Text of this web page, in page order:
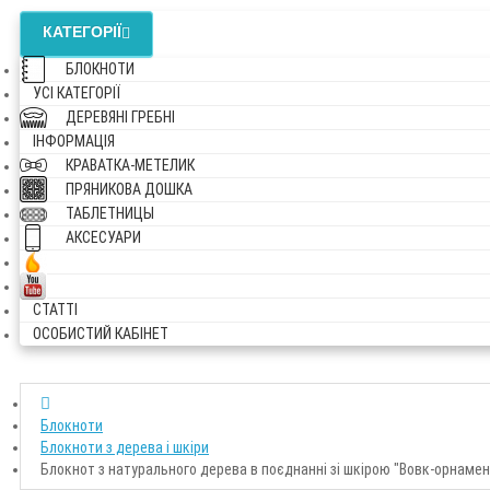
КАТЕГОРІЇ
БЛОКНОТИ
УСI КАТЕГОРІЇ
ДЕРЕВЯНІ ГРЕБНІ
ІНФОРМАЦІЯ
КРАВАТКА-МЕТЕЛИК
ПРЯНИКОВА ДОШКА
ТАБЛЕТНИЦЫ
АКСЕСУАРИ
СТАТТІ
ОСОБИСТИЙ КАБІНЕТ
Блокноти
Блокноти з дерева і шкіри
Блокнот з натурального дерева в поєднанні зі шкірою "Вовк-